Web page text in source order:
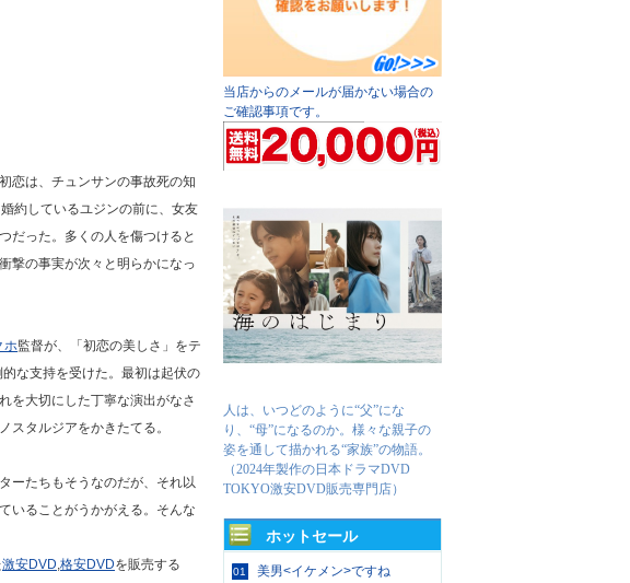
恋は、チュンサンの事故死の知
約しているユジンの前に、女友
だった。多くの人を傷つけると
撃の事実が次々と明らかになっ
ホ監督が、「初恋の美しさ」をテ
な支持を受けた。最初は起伏の
を大切にした丁寧な演出がなさ
スタルジアをかきたてる。
ーたちもそうなのだが、それ以
いることがうかがえる。そんな
激安DVD,格安DVDを販売する
当店からのメールが届かない場合の
ご確認事項です。
人は、いつどのように“父”にな
り、“母”になるのか。様々な親子の
姿を通して描かれる“家族”の物語。
（2024年製作の日本ドラマDVD
TOKYO激安DVD販売専門店）
ホットセール
01
美男<イケメン>ですね